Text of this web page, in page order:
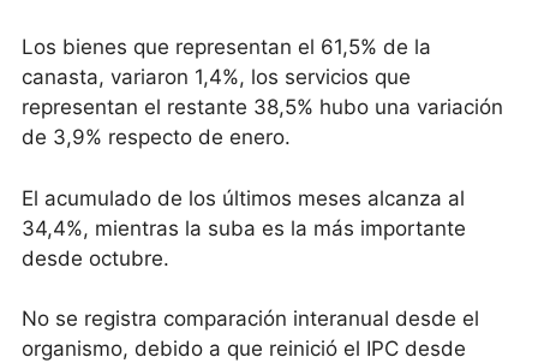
Los bienes que representan el 61,5% de la
canasta, variaron 1,4%, los servicios que
representan el restante 38,5% hubo una variación
de 3,9% respecto de enero.
El acumulado de los últimos meses alcanza al
34,4%, mientras la suba es la más importante
desde octubre.
No se registra comparación interanual desde el
organismo, debido a que reinició el IPC desde